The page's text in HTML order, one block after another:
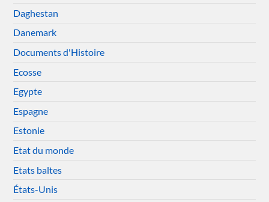
Daghestan
Danemark
Documents d'Histoire
Ecosse
Egypte
Espagne
Estonie
Etat du monde
Etats baltes
États-Unis